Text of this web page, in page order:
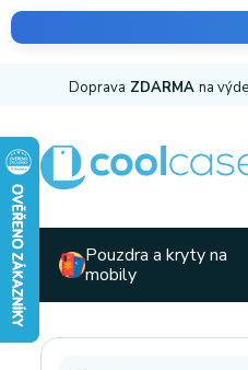
Doprava ZDARMA na
Pouzdra a kryty na
mobily